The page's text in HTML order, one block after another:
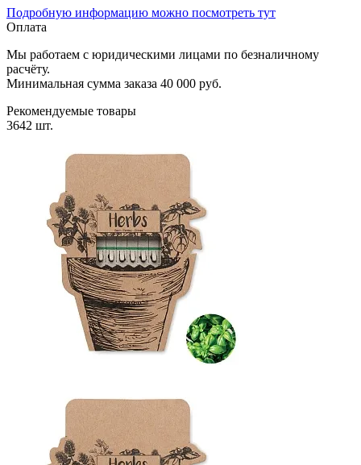
Подробную информацию можно посмотреть тут
Оплата
Мы работаем с юридическими лицами по безналичному
расчёту.
Минимальная сумма заказа 40 000 руб.
Рекомендуемые товары
3642 шт.